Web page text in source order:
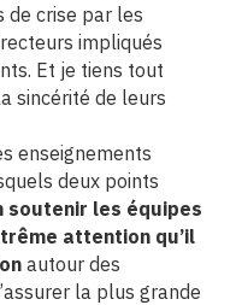
de crise par les
impliqués
Et je tiens tout
sincérité de leurs
enseignements
deux points
soutenir les équipes
attention qu’il
autour des
la plus grande